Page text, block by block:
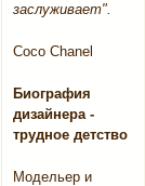
заслуживает".
Coco Chanel
Биография
дизайнера -
трудное детство
Модельер и